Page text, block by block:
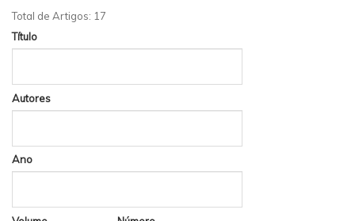
Total de Artigos: 17
Título
Autores
Ano